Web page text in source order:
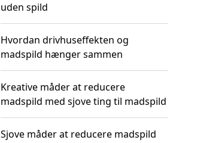
uden spild
Hvordan drivhuseffekten og
madspild hænger sammen
Kreative måder at reducere
madspild med sjove ting til madspild
Sjove måder at reducere madspild